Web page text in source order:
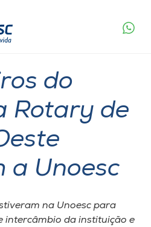
do
Rotary de
a Unoesc
na Unoesc para
intercâmbio da instituição e